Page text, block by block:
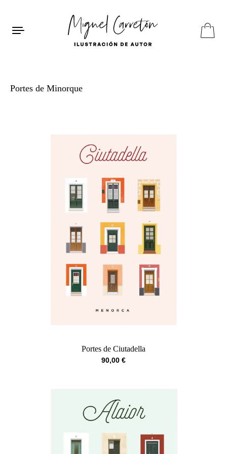
Portes de Minorque
Portes de Ciutadella
90,00 €